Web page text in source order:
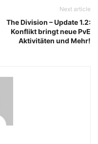
Next article
The Division – Update 1.2:
Konflikt bringt neue PvE
Aktivitäten und Mehr!